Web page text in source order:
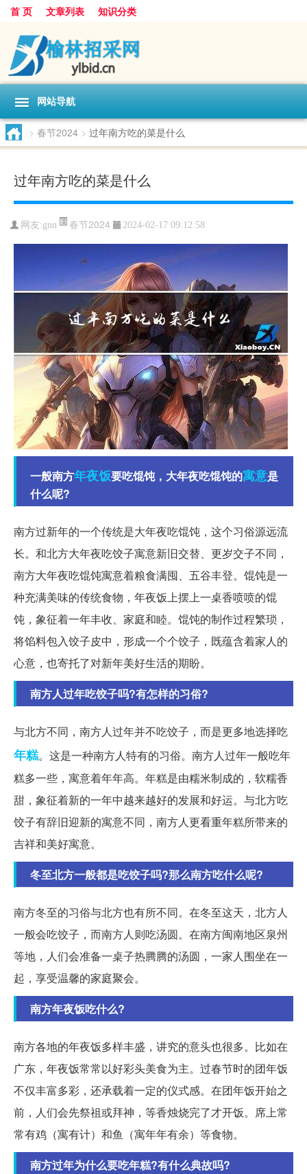
首 页 文章列表 知识分类
网站导航
> 春节2024 > 过年南方吃的菜是什么
过年南方吃的菜是什么
网友:gnn 春节2024 2024-02-17 09:12:58
一般南方年夜饭要吃馄饨，大年夜吃馄饨的寓意是
什么呢?
南方过新年的一个传统是大年夜吃馄饨，这个习俗源远流
长。和北方大年夜吃饺子寓意新旧交替、更岁交子不同，
南方大年夜吃馄饨寓意着粮食满囤、五谷丰登。馄饨是一
种充满美味的传统食物，年夜饭上摆上一桌香喷喷的馄
饨，象征着一年丰收、家庭和睦。馄饨的制作过程繁琐，
将馅料包入饺子皮中，形成一个个饺子，既蕴含着家人的
心意，也寄托了对新年美好生活的期盼。
南方人过年吃饺子吗?有怎样的习俗?
与北方不同，南方人过年并不吃饺子，而是更多地选择吃
年糕。这是一种南方人特有的习俗。南方人过年一般吃年
糕多一些，寓意着年年高。年糕是由糯米制成的，软糯香
甜，象征着新的一年中越来越好的发展和好运。与北方吃
饺子有辞旧迎新的寓意不同，南方人更看重年糕所带来的
吉祥和美好寓意。
冬至北方一般都是吃饺子吗?那么南方吃什么呢?
南方冬至的习俗与北方也有所不同。在冬至这天，北方人
一般会吃饺子，而南方人则吃汤圆。在南方闽南地区泉州
等地，人们会准备一桌子热腾腾的汤圆，一家人围坐在一
起，享受温馨的家庭聚会。
南方年夜饭吃什么?
南方各地的年夜饭多样丰盛，讲究的意头也很多。比如在
广东，年夜饭常常以好彩头美食为主。过春节时的团年饭
不仅丰富多彩，还承载着一定的仪式感。在团年饭开始之
前，人们会先祭祖或拜神，等香烛烧完了才开饭。席上常
常有鸡（寓有计）和鱼（寓年年有余）等食物。
南方过年为什么要吃年糕?有什么典故吗?